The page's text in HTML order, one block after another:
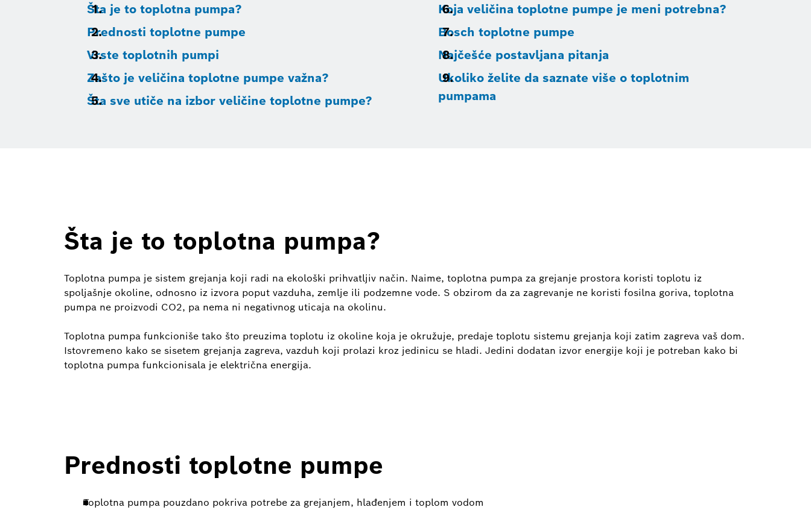
Šta je to toplotna pumpa?
Prednosti toplotne pumpe
Vrste toplotnih pumpi
Zašto je veličina toplotne pumpe važna?
Šta sve utiče na izbor veličine toplotne pumpe?
Koja veličina toplotne pumpe je meni potrebna?
Bosch toplotne pumpe
Najčešće postavljana pitanja
Ukoliko želite da saznate više o toplotnim
pumpama
Šta je to toplotna pumpa?
Toplotna pumpa je sistem grejanja koji radi na ekološki prihvatljiv način. Naime, toplotna pumpa za grejanje prostora koristi toplotu iz
spoljašnje okoline, odnosno iz izvora poput vazduha, zemlje ili podzemne vode. S obzirom da za zagrevanje ne koristi fosilna goriva, toplotna
pumpa ne proizvodi CO2, pa nema ni negativnog uticaja na okolinu.
Toplotna pumpa funkcioniše tako što preuzima toplotu iz okoline koja je okružuje, predaje toplotu sistemu grejanja koji zatim zagreva vaš dom.
Istovremeno kako se sisetem grejanja zagreva, vazduh koji prolazi kroz jedinicu se hladi. Jedini dodatan izvor energije koji je potreban kako bi
toplotna pumpa funkcionisala je električna energija.
Prednosti toplotne pumpe
Toplotna pumpa pouzdano pokriva potrebe za grejanjem, hlađenjem i toplom vodom